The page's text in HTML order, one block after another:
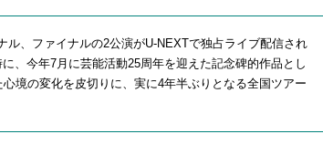
、ファイナルの2公演がU-NEXTで独占ライブ配信され
、今年7月に芸能活動25周年を迎えた記念碑的作品とし
境の変化を皮切りに、実に4年半ぶりとなる全国ツアー